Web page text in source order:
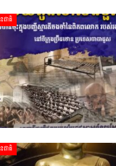
ជាតិ
ជាតិ